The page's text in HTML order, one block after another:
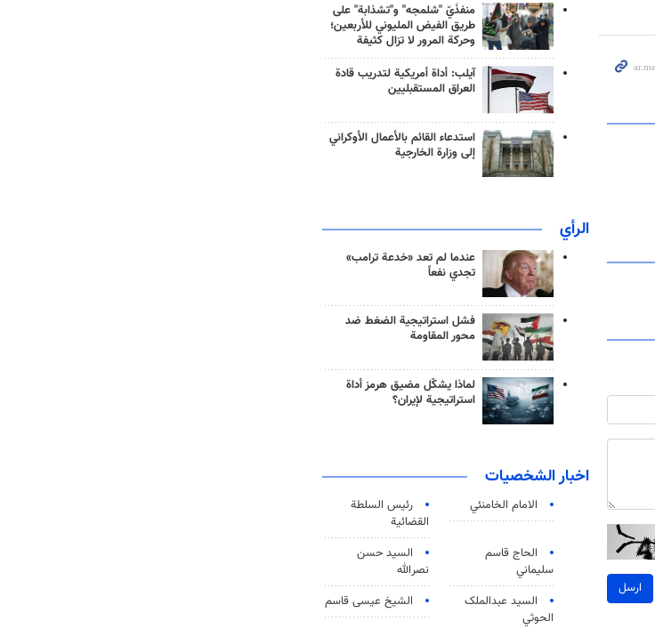
ارسل
منفذَيّ "شلمجه" و"تشذابة" على
طريق الفيض المليوني للأربعين؛
وحركة المرور لا تزال كثيفة
آيلب: أداة أمريكية لتدريب قادة
العراق المستقبليين
استدعاء القائم بالأعمال الأوكراني
إلى وزارة الخارجية
الرأي
عندما لم تعد «خدعة ترامب»
تجدي نفعاً
فشل استراتيجية الضغط ضد
محور المقاومة
لماذا يشكّل مضيق هرمز أداة
استراتيجية لإيران؟
اخبار الشخصيات
الامام الخامنئي
رئیس السلطة
القضائیة
الحاج قاسم
سليماني
السيد حسن
نصرالله
السید عبدالملک
الحوثي
الشيخ عيسى قاسم